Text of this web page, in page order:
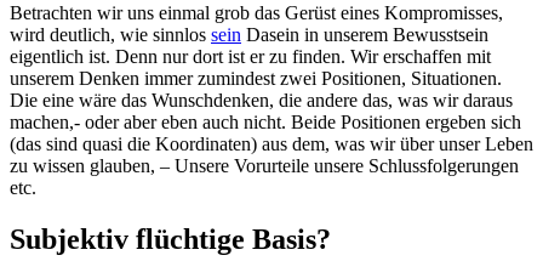
Betrachten wir uns einmal grob das Gerüst eines Kompromisses,
wird deutlich, wie sinnlos sein Dasein in unserem Bewusstsein
eigentlich ist. Denn nur dort ist er zu finden. Wir erschaffen mit
unserem Denken immer zumindest zwei Positionen, Situationen.
Die eine wäre das Wunschdenken, die andere das, was wir daraus
machen,- oder aber eben auch nicht. Beide Positionen ergeben sich
(das sind quasi die Koordinaten) aus dem, was wir über unser Leben
zu wissen glauben, – Unsere Vorurteile unsere Schlussfolgerungen
etc.
Subjektiv flüchtige Basis?